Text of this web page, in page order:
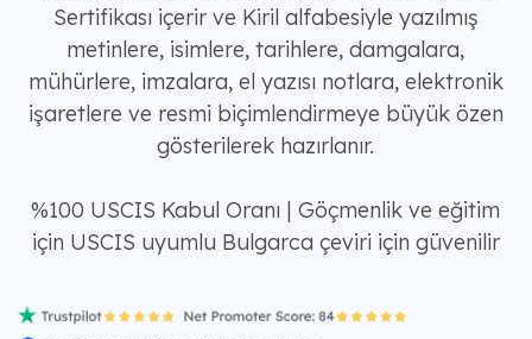
Sertifikası içerir ve Kiril alfabesiyle yazılmış
metinlere, isimlere, tarihlere, damgalara,
mühürlere, imzalara, el yazısı notlara, elektronik
işaretlere ve resmi biçimlendirmeye büyük özen
gösterilerek hazırlanır.
%100 USCIS Kabul Oranı | Göçmenlik ve eğitim
için USCIS uyumlu Bulgarca çeviri için güvenilir